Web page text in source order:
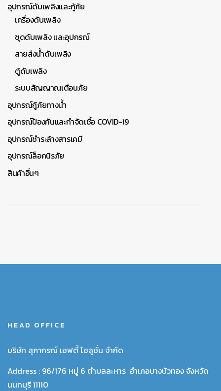
อุปกรณ์ดับเพลิงและกู้ภัย
เครื่องดับเพลิง
ชุดดับเพลิง และอุปกรณ์
สายส่งน้ำดับเพลิง
ตู้ดับเพลิง
ระบบสัญญาณเตือนภัย
อุปกรณ์กู้ภัยทางน้ำ
อุปกรณ์ป้องกันและกำจัดเชื้อ COVID-19
อุปกรณ์ชำระล้างสารเคมี
อุปกรณ์ล็อคนิรภัย
สินค้าอื่นๆ
HEAD OFFICE
บริษัท สุภากรณ์ เซฟตี้ โซลูชั่น จำกัด
Address : 96/176 หมู่ 6 ตำบลละหาร อำเภอบางบัวทอง จังหวัด
นนทบุรี 11110